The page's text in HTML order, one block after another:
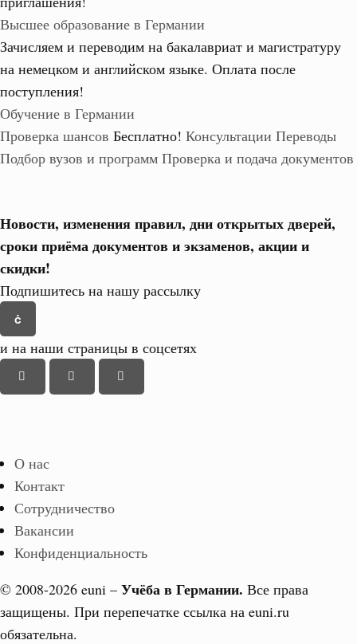
Высшее образование в Германии
Зачисляем и переводим на бакалавриат и магистратуру
на немецком и английском языке. Оплата после
поступления!
Обучение в Германии
Проверка шансов Бесплатно! Консультации Переводы
Подбор вузов и программ Проверка и подача документов
Новости, изменения правил, дни открытых дверей,
сроки приёма документов и экзаменов, акции и
скидки!
Подпишитесь на нашу рассылку
и на наши страницы в соцсетях
О нас
Контакт
Сотрудничество
Вакансии
Конфиденциальность
© 2008-2026 euni – Учёба в Германии. Все права
защищены. При перепечатке ссылка на euni.ru
обязательна.